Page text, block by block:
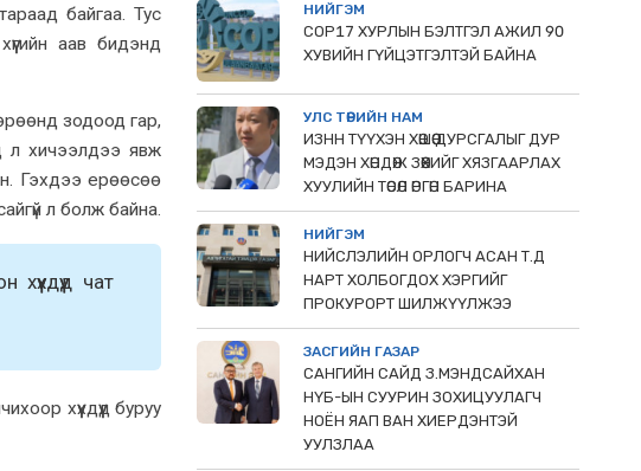
байгаа. Тус
аав бидэнд
өрөөнд зодоод гар,
л хичээлдээ явж
Гэхдээ ерөөсөө
л болж байна.
чат
хүүхдүүд буруу
НИЙГЭМ
COP17 ХУРЛЫН БЭЛТГЭЛ АЖИЛ 90
ХУВИЙН ГҮЙЦЭТГЭЛТЭЙ БАЙНА
УЛС ТӨРИЙН НАМ
ИЗНН ТҮҮХЭН ХӨШӨӨ ДУРСГАЛЫГ ДУР
МЭДЭН ХӨНДӨЖ ЗӨӨХИЙГ ХЯЗГААРЛАХ
ХУУЛИЙН ТӨСӨЛ ӨРГӨН БАРИНА
НИЙГЭМ
НИЙСЛЭЛИЙН ОРЛОГЧ АСАН Т.Д
НАРТ ХОЛБОГДОХ ХЭРГИЙГ
ПРОКУРОРТ ШИЛЖҮҮЛЖЭЭ
ЗАСГИЙН ГАЗАР
САНГИЙН САЙД З.МЭНДСАЙХАН
НҮБ-ЫН СУУРИН ЗОХИЦУУЛАГЧ
НОЁН ЯАП ВАН ХИЕРДЭНТЭЙ
УУЛЗЛАА